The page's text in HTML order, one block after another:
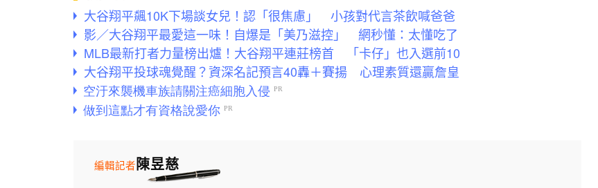
大谷翔平飆10K下場談女兒！認「很焦慮」 小孩對代言茶飲喊爸爸
影／大谷翔平最愛這一味！自爆是「美乃滋控」 網秒懂：太懂吃了
MLB最新打者力量榜出爐！大谷翔平連莊榜首 「卡仔」也入選前10
大谷翔平投球魂覺醒？資深名記預言40轟＋賽揚 心理素質還贏詹皇
陳昱慈
編輯記者